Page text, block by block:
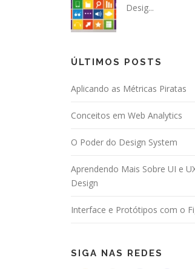
Desig...
ÚLTIMOS POSTS
Aplicando as Métricas Piratas
Conceitos em Web Analytics
O Poder do Design System
Aprendendo Mais Sobre UI e
Design
Interface e Protótipos com o
SIGA NAS REDES